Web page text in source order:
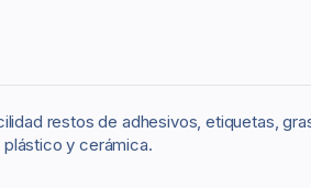
restos de adhesivos, etiquetas,
y cerámica.